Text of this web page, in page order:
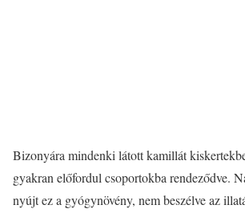
Bizonyára mindenki látott kamillát
gyakran előfordul csoportokba rendeződve.
nyújt ez a gyógynövény, nem beszélve az